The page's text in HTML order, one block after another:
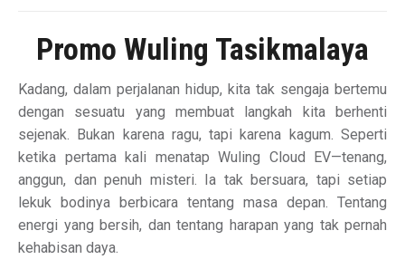
Promo Wuling Tasikmalaya
Kadang, dalam perjalanan hidup, kita tak sengaja bertemu
dengan sesuatu yang membuat langkah kita berhenti
sejenak. Bukan karena ragu, tapi karena kagum. Seperti
ketika pertama kali menatap Wuling Cloud EV—tenang,
anggun, dan penuh misteri. Ia tak bersuara, tapi setiap
lekuk bodinya berbicara tentang masa depan. Tentang
energi yang bersih, dan tentang harapan yang tak pernah
kehabisan daya.